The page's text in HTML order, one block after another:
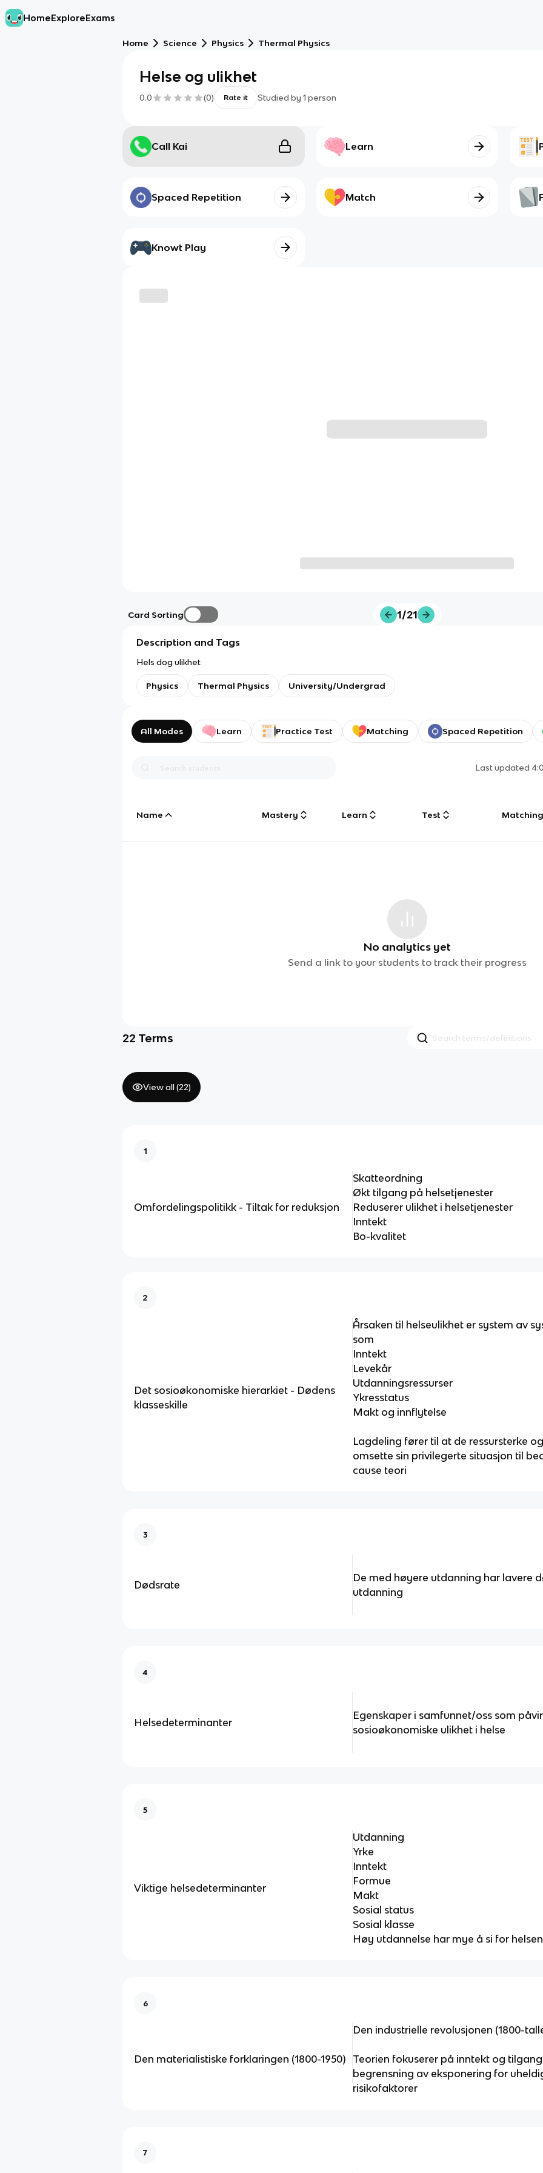
HomeExploreExams
Home Science Physics Thermal Physics
Helse og ulikhet
0.0 (0) Rate it Studied by 1 person
Call Kai Learn
Spaced Repetition Match
Knowt Play
Card Sorting 1/21
Description and Tags
Hels dog ulikhet
Physics Thermal Physics University/Undergrad
All Modes Learn Practice Test Matching Spaced Repetition
Last updated
Name Mastery Learn Test Matching
No analytics yet
Send a link to your students to track their progress
22 Terms
View all (22)
1
Omfordelingspolitikk - Tiltak for reduksjon
Skatteordning
Økt tilgang på helsetjenester
Reduserer ulikhet i helsetjenester
Inntekt
Bo-kvalitet
2
Det sosioøkonomiske hierarkiet - Dødens
klasseskille
Årsaken til helseulikhet er system av
som
Inntekt
Levekår
Utdanningsressurser
Ykresstatus
Makt og innflytelse
Lagdeling fører til at de ressursterke
omsette sin privilegerte situasjon til
cause teori
3
Dødsrate
De med høyere utdanning har lavere
utdanning
4
Helsedeterminanter
Egenskaper i samfunnet/oss som
sosioøkonomiske ulikhet i helse
5
Viktige helsedeterminanter
Utdanning
Yrke
Inntekt
Formue
Makt
Sosial status
Sosial klasse
Høy utdannelse har mye å si for helsen
6
Den materialistiske forklaringen (1800-1950)
Den industrielle revolusjonen (1800-
Teorien fokuserer på inntekt og
begrensning av eksponering for
risikofaktorer
7